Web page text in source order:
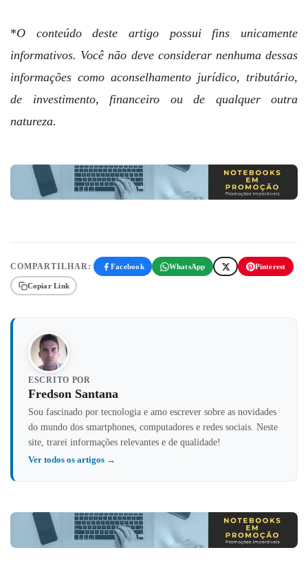
*O conteúdo deste artigo possui fins unicamente
informativos. Você não deve considerar nenhuma dessas
informações como aconselhamento jurídico, tributário,
de investimento, financeiro ou de qualquer outra
natureza.
COMPARTILHAR: Facebook WhatsApp Pinterest
Copiar Link
ESCRITO POR
Fredson Santana
Sou fascinado por tecnologia e amo escrever sobre as novidades
do mundo dos smartphones, computadores e redes sociais. Neste
site, trarei informações relevantes e de qualidade!
Ver todos os artigos →